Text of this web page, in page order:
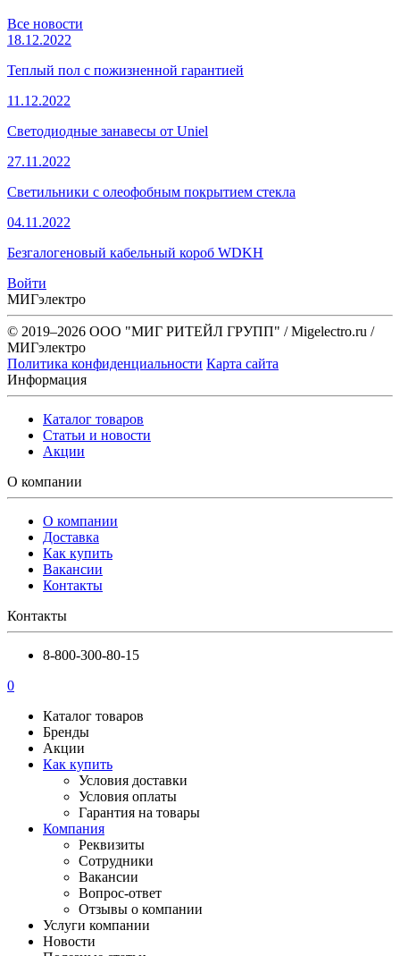
Все новости
18.12.2022
Теплый пол с пожизненной гарантией
11.12.2022
Светодиодные занавесы от Uniel
27.11.2022
Светильники с олеофобным покрытием стекла
04.11.2022
Безгалогеновый кабельный короб WDKH
Войти
МИГэлектро
© 2019–2026 ООО "МИГ РИТЕЙЛ ГРУПП" / Migelectro.ru /
МИГэлектро
Политика конфиденциальности Карта сайта
Информация
Каталог товаров
Статьи и новости
Акции
О компании
О компании
Доставка
Как купить
Вакансии
Контакты
Контакты
8-800-300-80-15
0
Каталог товаров
Бренды
Акции
Как купить
Условия доставки
Условия оплаты
Гарантия на товары
Компания
Реквизиты
Сотрудники
Вакансии
Вопрос-ответ
Отзывы о компании
Услуги компании
Новости